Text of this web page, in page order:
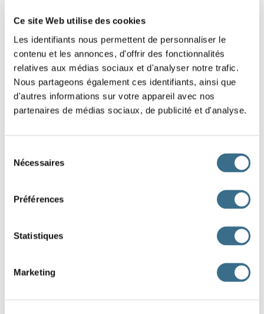
Ce site Web utilise des cookies
Les identifiants nous permettent de personnaliser le
contenu et les annonces, d'offrir des fonctionnalités
relatives aux médias sociaux et d'analyser notre trafic.
Nous partageons également ces identifiants, ainsi que
d'autres informations sur votre appareil avec nos
partenaires de médias sociaux, de publicité et d'analyse.
Nécessaires
Préférences
Statistiques
Marketing
adverbs
Find that french adverb, put the letters in the
right order.
U O S I A N D